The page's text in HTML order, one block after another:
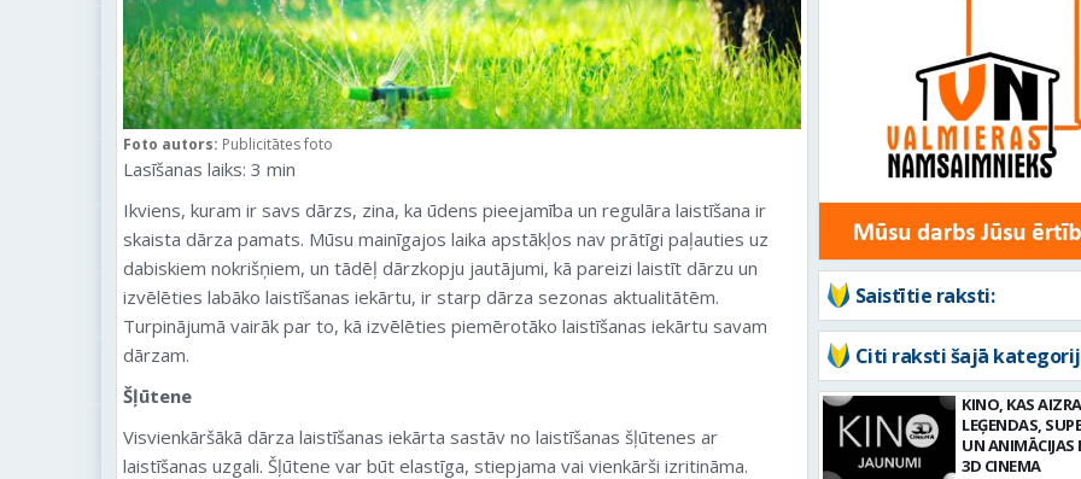
Foto autors: Publicitātes foto
Lasīšanas laiks: 3 min
Ikviens, kuram ir savs dārzs, zina, ka ūdens pieejamība un regulāra laistīšana ir
skaista dārza pamats. Mūsu mainīgajos laika apstākļos nav prātīgi paļauties uz
dabiskiem nokrišņiem, un tādēļ dārzkopju jautājumi, kā pareizi laistīt dārzu un
izvēlēties labāko laistīšanas iekārtu, ir starp dārza sezonas aktualitātēm.
Turpinājumā vairāk par to, kā izvēlēties piemērotāko laistīšanas iekārtu savam
dārzam.
Šļūtene
Visvienkāršākā dārza laistīšanas iekārta sastāv no laistīšanas šļūtenes ar
laistīšanas uzgali. Šļūtene var būt elastīga, stiepjama vai vienkārši izritināma.
Saistītie raksti:
Citi raksti šajā
KINO, KAS
LEĢENDAS,
UN ANIMĀCIJAS
3D CINEMA